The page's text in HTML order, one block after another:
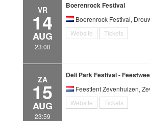
VR
14
AUG
23:00
Boerenrock Festival
Boerenrock Festival,
Website
Tickets
ZA
15
AUG
23:59
Deli Park Festival -
Feesttent Zevenhuizen,
Website
Tickets